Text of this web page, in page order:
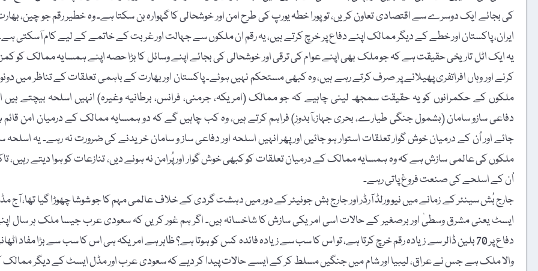
کی بجائے ایک دوسرے سے اقتصادی تعاون کریں، تو پورا خطہ یورپ کی طرح امن اور خوشحالی کا گہوارہ بن سکتا ہے۔ وہ خطیر رقم جو چین،
ایران، پاکستان اور خطے کے دیگر ممالک اپنے دفاع پر خرچ کرتے ہیں، یہ رقم ان ملکوں سے جہالت اور غربت کے خاتمے کے لیے کام آسکتی
یہ ایک اٹل تاریخی حقیقت ہے کہ جو ملک بھی اپنے عوام کی ترقی اور خوشحالی کی بجائے اپنے وسائل کا بڑا حصہ اپنے ہمسایہ ممالک کو
کرنے اور وہاں افراتفری پھیلانے پر صرف کرتے رہے ہیں، وہ کبھی مستحکم نہیں ہوئے۔ پاکستان اور بھارت کے باہمی تعلقات کے تناظر میں
ملکوں کے حکمرانوں کو یہ حقیقت سمجھ لینی چاہیے کہ جو ممالک (امریکہ، جرمنی، فرانس، برطانیہ وغیرہ) انہیں اسلحہ بیچتے ہیں
دفاعی سازو سامان (بشمول جنگی طیارے، بحری جہاز،آبدوز) فراہم کرتے ہیں، وہ کب چاہیں گے کہ دو ہمسایہ ممالک کے درمیان امن قائم
جائے اور اُن کے درمیان خوش گوار تعلقات استوار ہو جائیں اور پھر انہیں اسلحہ اور دفاعی ساز و سامان خریدنے کی ضرورت نہ رہے۔ یہ اسلحہ
ملکوں کی عالمی سازش ہے کہ وہ ہمسایہ ممالک کے درمیان تعلقات کو کبھی خوش گوار اور پُرامن نہ ہونے دیں، تنازعات کو ہوا دیتے رہیں،
اُن کے اسلحے کی صنعت فروغ پاتی رہے۔
جارج بُش سینئر کے زمانے میں نیو ورلڈ آرڈر اور جارج بش جونیئر کے دور میں دہشت گردی کے خلاف عالمی مہم کا جو شوشا چھوڑا گیا تھا، آج
ایسٹ یعنی مشرق وسطیٰ اور برصغیر کے حالات اسی امریکی سازش کا شاخسانہ ہیں۔ اگر ہم غور کریں کہ سعودی عرب جیسا ملک ہر سال
دفاع پر 70 بلین ڈالر سے زیادہ رقم خرچ کرتا ہے، تو اس کا سب سے زیادہ فائدہ کس کو ہوتا ہے؟ ظاہر ہے امریکہ ہی اس کا سب سے بڑا مفاد
والا ملک ہے جس نے عراق، لیبیا اور شام میں جنگیں مسلط کر کے ایسے حالات پیدا کر دیے کہ سعودی عرب اور مڈل ایسٹ کے دیگر ممالک